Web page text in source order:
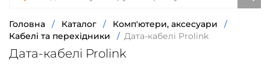
Головна / Каталог / Комп'ютери, аксесуари
/
Кабелі та перехідники
/ Дата-кабелі Prolink
Дата-кабелі Prolink